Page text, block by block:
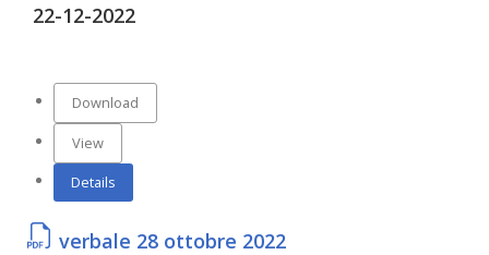
22-12-2022
Download
View
Details
verbale 28 ottobre 2022